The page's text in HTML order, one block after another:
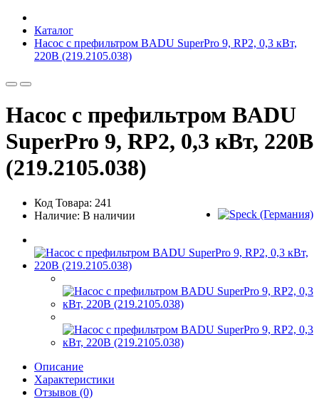
Каталог
Насос с префильтром BADU SuperPro 9, RP2, 0,3 кВт,
220В (219.2105.038)
Насос с префильтром BADU
SuperPro 9, RP2, 0,3 кВт, 220В
(219.2105.038)
Код Товара: 241
Наличие: В наличии
Описание
Характеристики
Отзывов (0)